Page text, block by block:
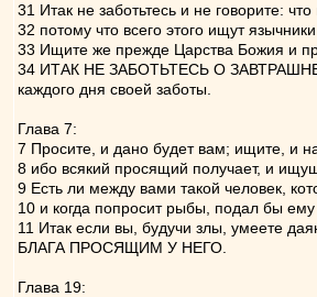
31 Итак не заботьтесь и не говорите:
32 потому что всего этого ищут
33 Ищите же прежде Царства Божия и
34 ИТАК НЕ ЗАБОТЬТЕСЬ О ЗАВТРАШНЕМ
каждого дня своей заботы.
Глава 7:
7 Просите, и дано будет вам; ищите, и
8 ибо всякий просящий получает, и
9 Есть ли между вами такой человек,
10 и когда попросит рыбы, подал бы
11 Итак если вы, будучи злы, умеете
БЛАГА ПРОСЯЩИМ У НЕГО.
Глава 19: